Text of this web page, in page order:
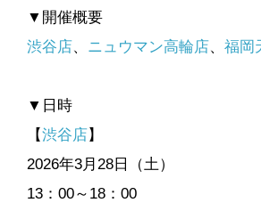
▼開催概要
渋谷店、 ニュウマン高輪店、 福岡
▼日時
【渋谷店】
2026年3月28日（土）
13：00～18：00